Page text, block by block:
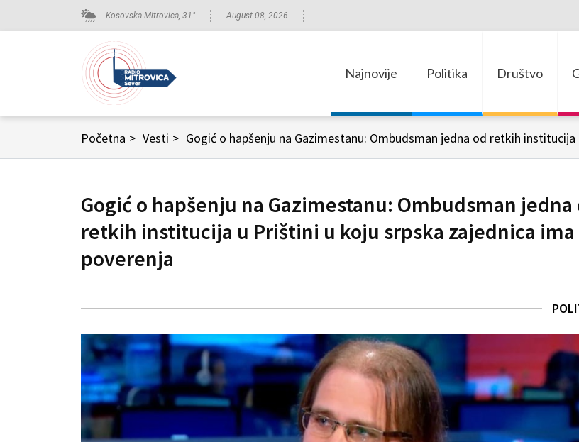
Kosovska Mitrovica, 31 ° August 08, 2026
Najnovije Politika Društvo
Početna > Vesti > Gogić o hapšenju na Gazimestanu: Ombudsman jedna od retkih
Gogić o hapšenju na Gazimestanu: Ombudsman jedna
retkih institucija u Prištini u koju srpska zajednica ima
poverenja